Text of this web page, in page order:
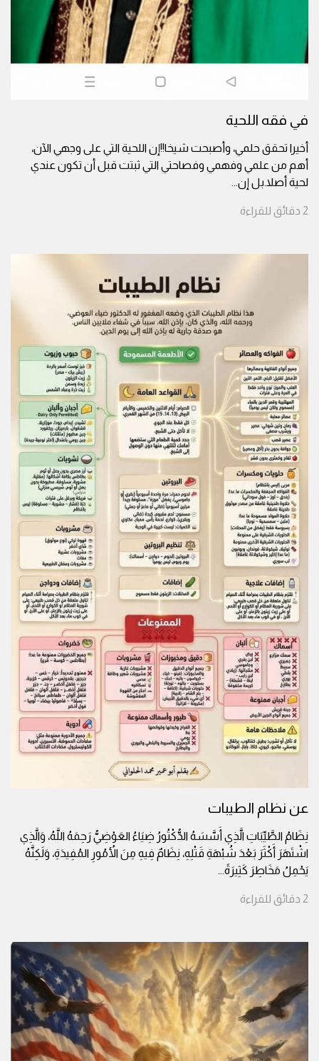
في فقه اللحية
أخيرا تحقق حلمي، وأصبحت شيخا!!إن اللحية التي على وجهي الآن،
أهم من علمي وفهمي وفصاحتي التي ثبتت قبل أن تكون عندي
لحية أصلا.بل إن...
2 دقائق للقراءة
عن نظام الطيبات
نِظَامُ الطَّيِّبَاتِ الَّذِي أَسَّسَهُ الدُّكْتُورُ ضِيَاءُ العَوْضِيُّ رَحِمَهُ اللَّهُ، وَالَّذِي
اشْتَهَرَ أَكْثَرَ بَعْدَ شُبْهَةِ قَتْلِهِ، نِظَامٌ فِيهِ مِنَ الأُمُورِ المُفِيدَةِ، وَلَكِنَّهُ
يَحْمِلُ مَخَاطِرَ كَثِيرَةً...
2 دقائق للقراءة